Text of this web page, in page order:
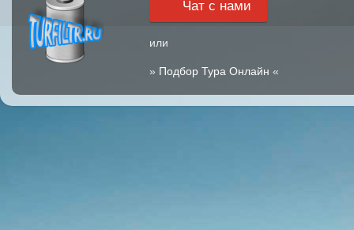
Чат с нами
или
» Подбор Тура Онлайн «